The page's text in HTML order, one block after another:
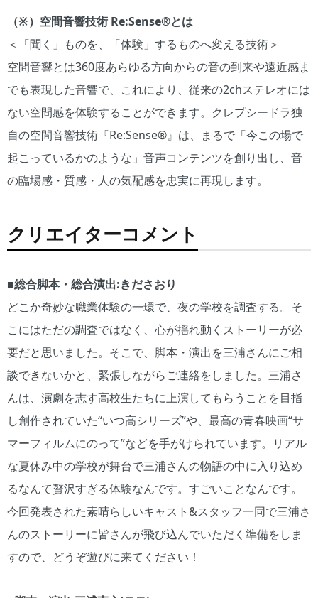
（※）空間音響技術 Re:Sense®とは
＜「聞く」ものを、「体験」するものへ変える技術＞
空間音響とは360度あらゆる方向からの音の到来や遠近感ま
でも表現した音響で、これにより、従来の2chステレオには
ない空間感を体験することができます。クレプシードラ独
自の空間音響技術『Re:Sense®』は、まるで「今この場で
起こっているかのような」音声コンテンツを創り出し、音
の臨場感・質感・人の気配感を忠実に再現します。
クリエイターコメント
■総合脚本・総合演出:きださおり
どこか奇妙な職業体験の一環で、夜の学校を調査する。そ
こにはただの調査ではなく、心が揺れ動くストーリーが必
要だと思いました。そこで、脚本・演出を三浦さんにご相
談できないかと、緊張しながらご連絡をしました。三浦さ
んは、演劇を志す高校生たちに上演してもらうことを目指
し創作されていた“いつ高シリーズ”や、最高の青春映画“サ
マーフィルムにのって”などを手がけられています。リアル
な夏休み中の学校が舞台で三浦さんの物語の中に入り込め
るなんて贅沢すぎる体験なんです。すごいことなんです。
今回発表された素晴らしいキャスト&スタッフ一同で三浦さ
んのストーリーに皆さんが飛び込んでいただく準備をしま
すので、どうぞ遊びに来てください！